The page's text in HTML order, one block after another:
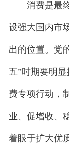
消费是最终
设强大国内市
出的位置。党
五”时期要明
费专项行动，
业、促增收、
着眼于扩大优